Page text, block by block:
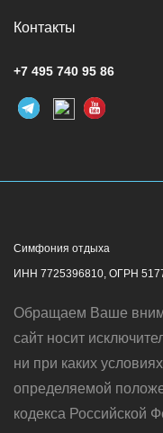
Контакты
+7 495 740 95 86
Симфония отдыха
ИНН 7725396810, ОГРН
Обращаем Ваше
сайт носит
ни при каких
определяемой
кодекса Российской